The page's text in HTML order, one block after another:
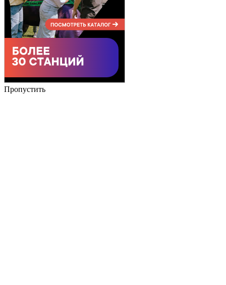
Пропустить